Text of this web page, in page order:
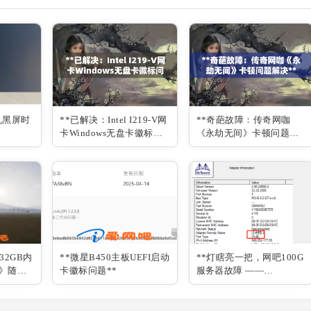
屏时
**已解决：Intel I219-V网
卡Windows无盘卡徽标问
题**
**奇葩故障：传奇网咖
《永劫无间》卡顿问题解
决**
内
随机
**微星B450主板UEFI启动
卡徽标问题**
**灯瞎亮一把，网吧100G
服务器故障 ——
Mellanox/迈络思 100G网